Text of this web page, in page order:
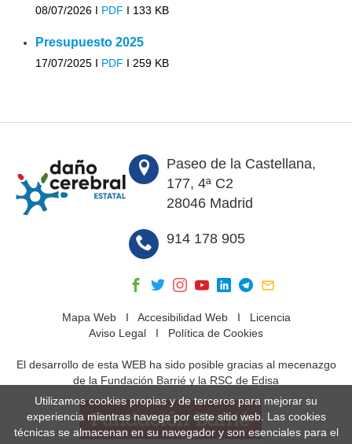
08/07/2026 I PDF I 133 KB
Presupuesto 2025
17/07/2025 I PDF I 259 KB
Paseo de la Castellana,
177, 4ª C2
28046 Madrid
914 178 905
Mapa WebI Accesibilidad WebI Licencia
Aviso Legal I Política de Cookies
El desarrollo de esta WEB ha sido posible gracias al mecenazgo
de la Fundación Barrié y la RSC de Edisa
Utilizamos cookies propias y de terceros para mejorar su
experiencia mientras navega por este sitio web. Las cookies
técnicas se almacenan en su navegador y son esenciales para el